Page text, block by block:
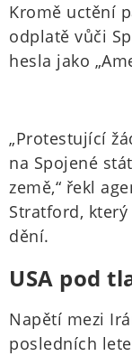
Kromě uctění
odplatě vůči
hesla jako
„Protestující
na Spojené
země,“ řekl
Stratford,
dění.
USA pod
Napětí mezi
posledních